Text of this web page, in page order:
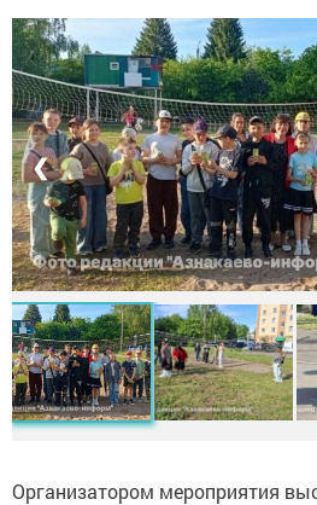
❮
Организатором мероприятия